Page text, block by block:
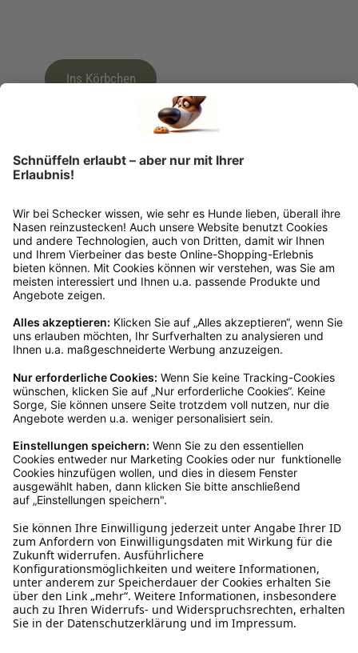
Ins Körbchen
Rückgabeinformationen
Ja, du hast ein 14-tägiges Widerrufsrecht. Die
Ware muss ungetragen, ungeöffnet und
originalverpackt sein. Bei Verwendung des
Rücksendekosten.
Wie funktioniert die
Rücksendung?
Bitte fülle das Rücksendeformular aus. Dieses
findest du online. Verpacke die Artikel
anschließend sicher und klebe das
Rücksendeetikett auf das Paket. Dieses kannst du
dir in deinem Kundenkonto anfordern. Hast du als
Gast bestellt, schreibe uns eine Email an
verkauf@schecker.de oder rufe zu unseren
Servicezeiten an, dann lassen wir dir ein